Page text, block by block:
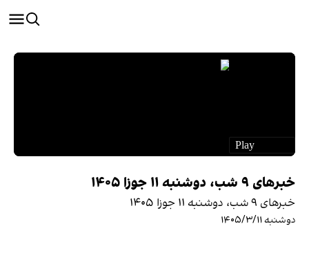
خبرهای ۹ شب، دوشنبه ۱۱ جوزا ۱۴۰۵
خبرهای ۹ شب، دوشنبه ۱۱ جوزا ۱۴۰۵
دوشنبه ۱۴۰۵/۳/۱۱